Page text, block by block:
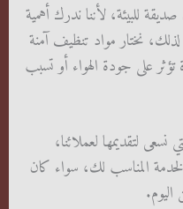
للبيئة، لأننا ندرك أهمية
لذلك، نختار مواد تنظيف آمنة
على جودة الهواء أو تسبب
نسعى لتقديمها لعملائنا،
المناسب لك، سواء كان